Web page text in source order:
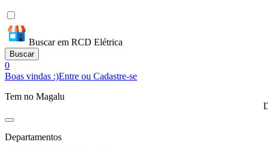
Buscar em RCD Elétrica
Buscar
0
Boas vindas :)Entre ou Cadastre-se
Tem no Magalu
Departamentos